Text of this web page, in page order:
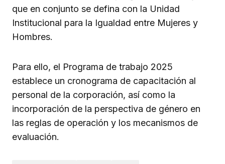
que en conjunto se defina con la Unidad
Institucional para la Igualdad entre Mujeres y
Hombres.
Para ello, el Programa de trabajo 2025
establece un cronograma de capacitación al
personal de la corporación, así como la
incorporación de la perspectiva de género en
las reglas de operación y los mecanismos de
evaluación.